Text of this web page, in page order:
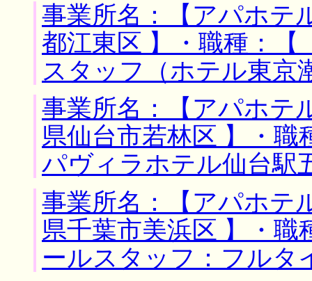
事業所名：【アパホ
都江東区 】・職種：
スタッフ（ホテル東京
事業所名：【アパホ
県仙台市若林区 】・職
パヴィラホテル仙台駅
事業所名：【アパホ
県千葉市美浜区 】・
ールスタッフ：フルタ